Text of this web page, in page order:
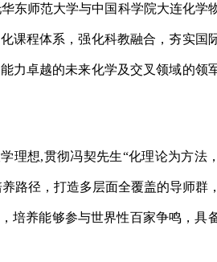
东师范大学与中国科学院大连化学
课程体系，强化科教融合，夯实国
力卓越的未来化学及交叉领域的领
理想,贯彻冯契先生“化理论为方法
路径，打造多层面全覆盖的导师群
培养能够参与世界性百家争鸣，具